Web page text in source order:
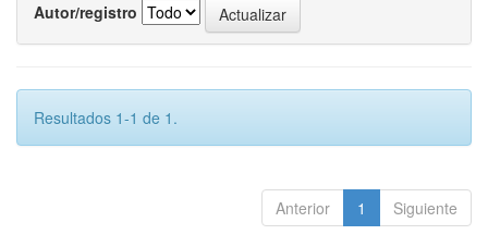
Autor/registro
Resultados 1-1 de 1.
Anterior 1 Siguiente